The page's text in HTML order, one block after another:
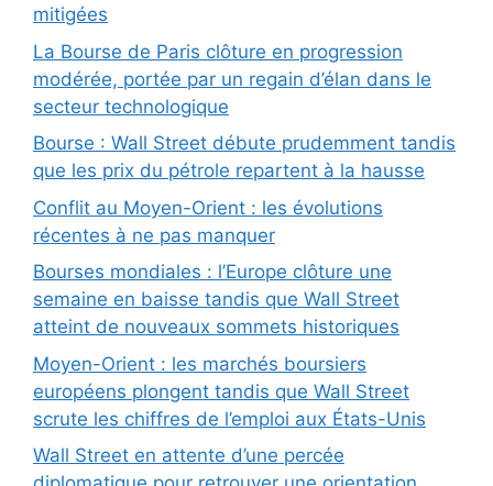
mitigées
La Bourse de Paris clôture en progression
modérée, portée par un regain d’élan dans le
secteur technologique
Bourse : Wall Street débute prudemment tandis
que les prix du pétrole repartent à la hausse
Conflit au Moyen-Orient : les évolutions
récentes à ne pas manquer
Bourses mondiales : l’Europe clôture une
semaine en baisse tandis que Wall Street
atteint de nouveaux sommets historiques
Moyen-Orient : les marchés boursiers
européens plongent tandis que Wall Street
scrute les chiffres de l’emploi aux États-Unis
Wall Street en attente d’une percée